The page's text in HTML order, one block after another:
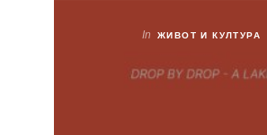
In ЖИВОТ И КУЛТУРА